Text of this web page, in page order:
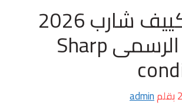
اسعار تكييف شارب 2026
الموقع الرسمى Sharp
بقلمadmin